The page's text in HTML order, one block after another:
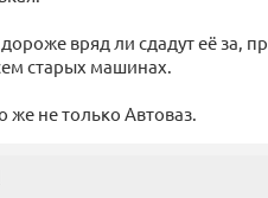
вряд ли сдадут её за,
старых машинах.
не только Автоваз.